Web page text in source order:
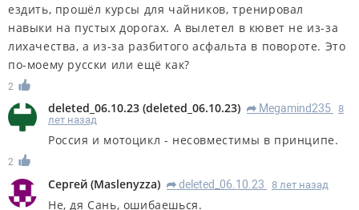
ездить, прошёл курсы для чайников, тренировал
навыки на пустых дорогах. А вылетел в кювет не из-за
лихачества, а из-за разбитого асфальта в повороте. Это
по-моему русски или ещё как?
2
deleted_06.10.23 (deleted_06.10.23) R Megamind235 8
лет назад
Россия и мотоцикл - несовместимы в принципе.
2
Сергей (Maslenyzza) R deleted_06.10.23 8 лет назад
Не, дя Сань, ошибаешься.